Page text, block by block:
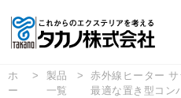
ホ
ー
製品
一覧
赤外線ヒーター
最適な置き型コン